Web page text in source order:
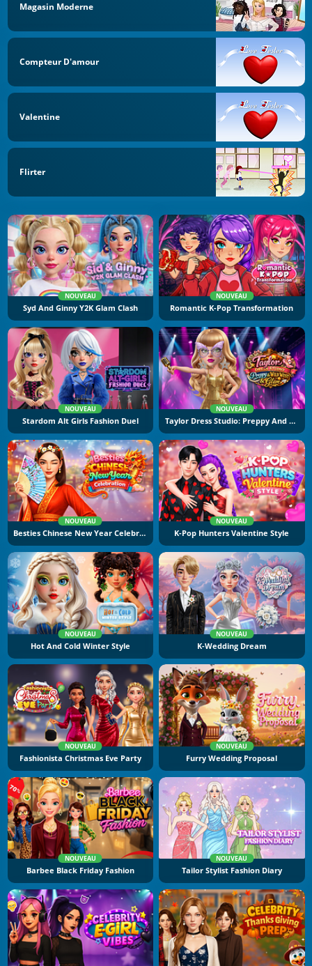
Magasin Moderne
Compteur D'amour
Valentine
Flirter
NOUVEAU
Syd And Ginny Y2K Glam Clash
NOUVEAU
Romantic K-Pop Transformation
NOUVEAU
Stardom Alt Girls Fashion Duel
NOUVEAU
Taylor Dress Studio: Preppy And Wild West Glam
NOUVEAU
Besties Chinese New Year Celebration
NOUVEAU
K-Pop Hunters Valentine Style
NOUVEAU
Hot And Cold Winter Style
NOUVEAU
K-Wedding Dream
NOUVEAU
Fashionista Christmas Eve Party
NOUVEAU
Furry Wedding Proposal
NOUVEAU
Barbee Black Friday Fashion
NOUVEAU
Tailor Stylist Fashion Diary